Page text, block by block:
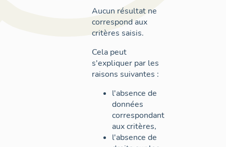
Aucun résultat ne
correspond aux
critères saisis.
Cela peut
s'expliquer par les
raisons suivantes :
l'absence de
données
correspondant
aux critères,
l'absence de